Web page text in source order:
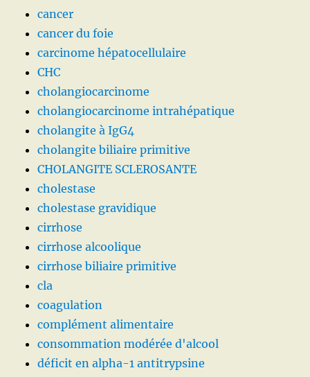
cancer
cancer du foie
carcinome hépatocellulaire
CHC
cholangiocarcinome
cholangiocarcinome intrahépatique
cholangite à IgG4
cholangite biliaire primitive
CHOLANGITE SCLEROSANTE
cholestase
cholestase gravidique
cirrhose
cirrhose alcoolique
cirrhose biliaire primitive
cla
coagulation
complément alimentaire
consommation modérée d'alcool
déficit en alpha-1 antitrypsine